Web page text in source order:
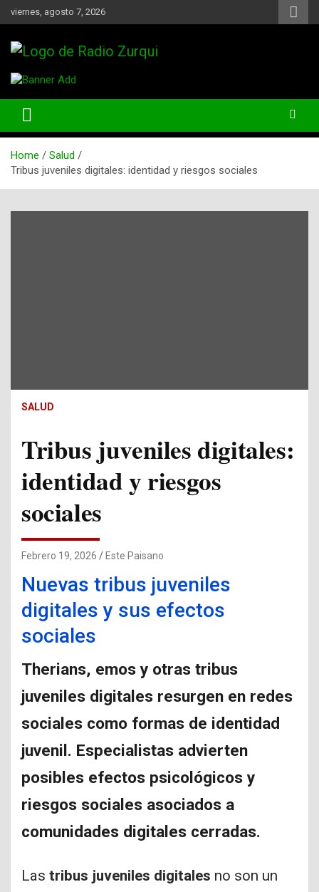
Skip
to
viernes, agosto 7, 2026
Radio Zurqui
Home
Salud
Tribus juveniles digitales: identidad y riesgos sociales
SALUD
Tribus juveniles digitales:
identidad y riesgos
sociales
Febrero 19, 2026 Este Paisano
Nuevas tribus juveniles
digitales y sus efectos
sociales
Therians, emos y otras tribus
juveniles digitales resurgen en redes
sociales como formas de identidad
juvenil. Especialistas advierten
posibles efectos psicológicos y
riesgos sociales asociados a
comunidades digitales cerradas.
Las tribus juveniles digitales no son un